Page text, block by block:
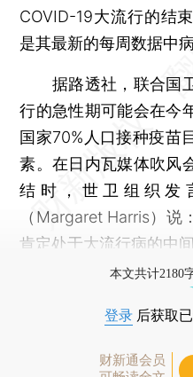
COVID-19大流行的结
是其最新的每周数据中
据路透社，联合国卫
行的急性期可能会在今
国家70%人口接种疫苗
素。在日内瓦媒体吹风
结时，世卫组织发
（Margaret Harris）
肯定处于大流行病的中间
本文共计2180
登录 后获取
财新通会员